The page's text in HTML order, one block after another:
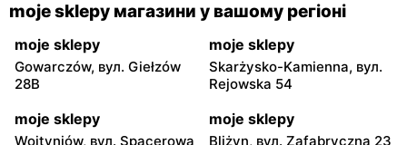
moje sklepy магазини у вашому регіоні
moje sklepy
Gowarczów, вул. Giełzów
28B
moje sklepy
Skarżysko-Kamienna, вул.
Rejowska 54
moje sklepy
Wojtyniów, вул. Spacerowa
moje sklepy
Bliżyn, вул. Zafabryczna 23